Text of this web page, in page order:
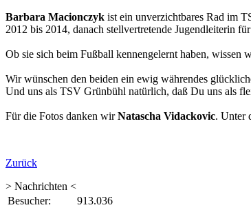
Barbara Macionczyk ist ein unverzichtbares Rad im
2012 bis 2014, danach stellvertretende Jugendleiterin
Ob sie sich beim Fußball kennengelernt haben,
Wir wünschen den beiden ein ewig währendes
Und uns als TSV Grünbühl natürlich, daß Du uns als
Für die Fotos danken wirNatascha Vidackovic. Unter
Zurück
> Nachrichten <
Besucher:
913.036